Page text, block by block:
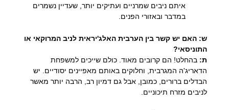
איתם ניבים שמרניים ועתיקים יותר, שעדיין נשמרים
במדבר ובאזורי הפנים.
ש: האם יש קשר בין הערבית האלג'יראית לניב המרוקאי או
התוניסאי?
ת: בהחלט! הם קרובים מאוד. כולם שייכים למשפחת
הדאריג'ה המגרבית, וחלוקים באותם מאפיינים יסודיים. יש
הבדלים ברורים, כמובן, אבל גם דמיון רב, הרבה יותר מאשר
לניבים מזרח תיכוניים.